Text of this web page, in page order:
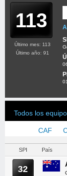
113
Último mes: 113
Último año: 91
Todos los
CAF
SPI País
32